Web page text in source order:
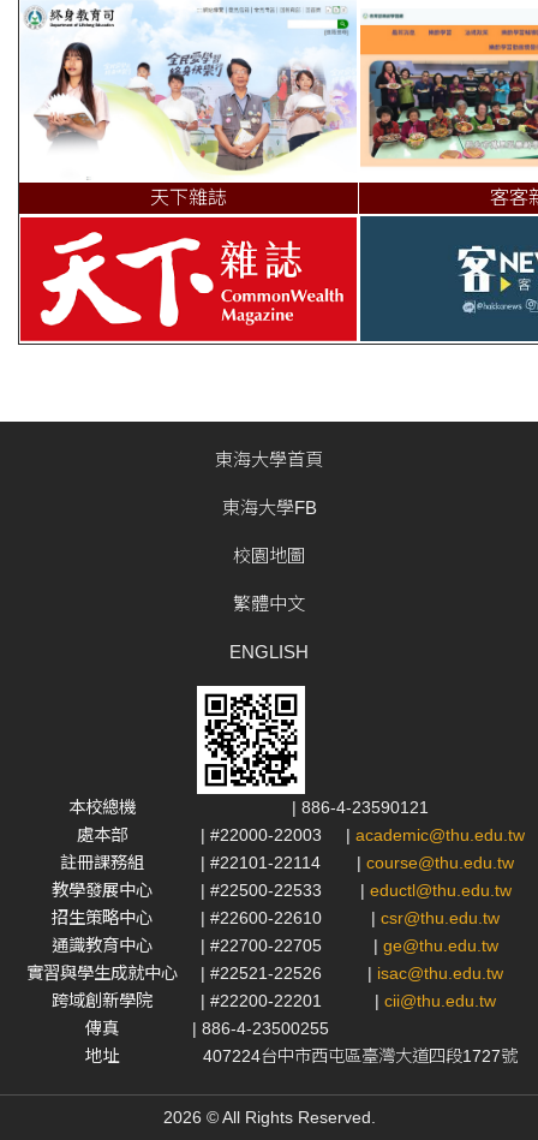
天下雜誌 客客
東海大學首頁
東海大學FB
校園地圖
繁體中文
ENGLISH
本校總機
| 886-4-23590121
處本部
| #22000-22003 | academic@thu.edu.tw
註冊課務組
| #22101-22114 | course@thu.edu.tw
教學發展中心
| #22500-22533 | eductl@thu.edu.tw
招生策略中心
| #22600-22610 | csr@thu.edu.tw
通識教育中心
| #22700-22705 | ge@thu.edu.tw
實習與學生成就中心
| #22521-22526 | isac@thu.edu.tw
跨域創新學院
| #22200-22201 | cii@thu.edu.tw
傳真
| 886-4-23500255
地址
407224台中市西屯區臺灣大道四段1727號
2026 © All Rights Reserved.